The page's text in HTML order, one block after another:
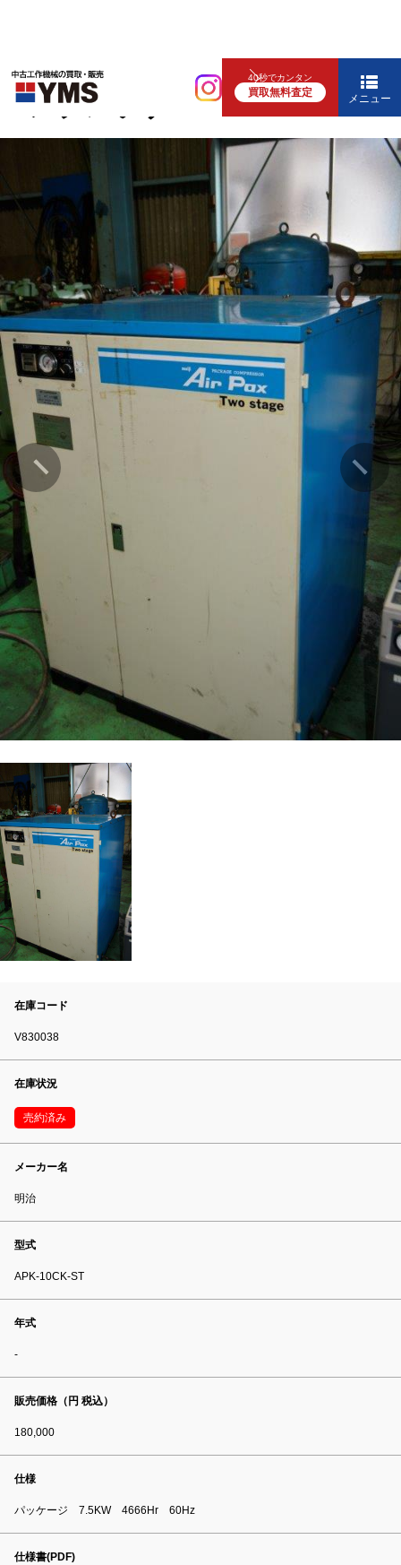
40秒でカンタン
買取無料査定 メニュー
コンプレッサー
コンプレッサー
在庫コード
V830038
在庫状況
売約済み
メーカー名
明治
型式
APK-10CK-ST
年式
-
販売価格（円 税込）
180,000
仕様
パッケージ 7.5KW 4666Hr 60Hz
仕様書(PDF)